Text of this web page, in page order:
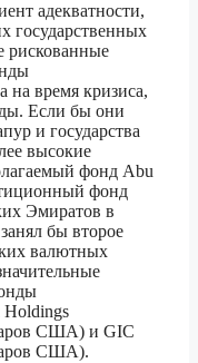
адекватности,
государственных
рискованные
на время кризиса,
Если бы они
и государства
высокие
фонд Abu
фонд
Эмиратов в
бы второе
валютных
Holdings
США) и GIC
США).